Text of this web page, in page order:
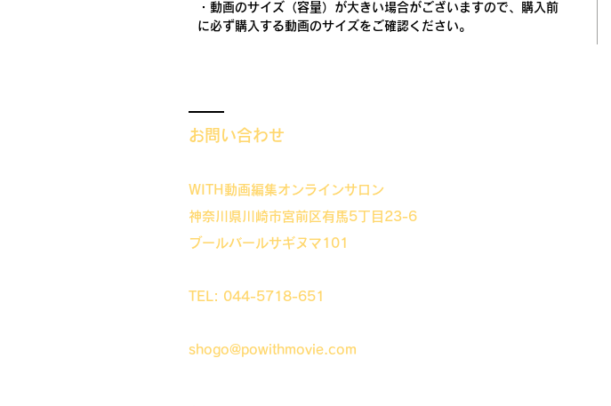
・動画のサイズ（容量）が大きい場合がございますので、購入前
に必ず購入する動画のサイズをご確認ください。
お問い合わせ
WITH動画編集オンラインサロン
神奈川県川崎市宮前区有馬5丁目23-6
ブールバールサギヌマ101
TEL: 044-5718-651
shogo@powithmovie.com